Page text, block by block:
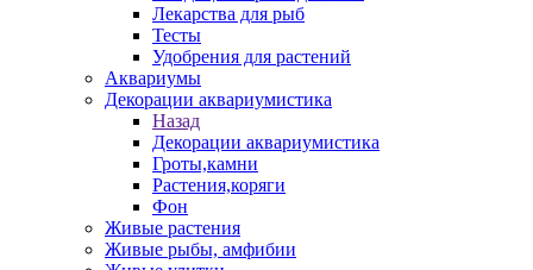
Лекарства для рыб
Тесты
Удобрения для растений
Аквариумы
Декорации аквариумистика
Назад
Декорации аквариумистика
Гроты,камни
Растения,коряги
Фон
Живые растения
Живые рыбы, амфибии